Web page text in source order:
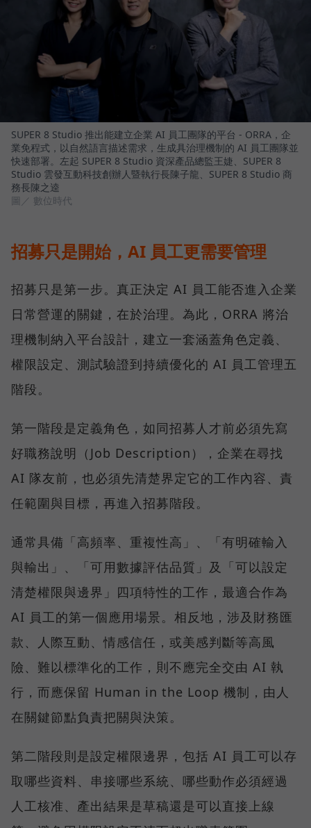
SUPER 8 Studio 推出能建立企業 AI 員工團隊的平台 - ORRA，企
業免程式，以自然語言描述需求，生成具治理機制的 AI 員工團隊並
快速部署。左起 SUPER 8 Studio 資深產品總監王婕、SUPER 8
Studio 雲發互動科技創辦人暨執行長陳子龍、SUPER 8 Studio 商
務長陳之逵
圖／ 數位時代
招募只是開始，AI 員工更需要管理
招募只是第一步。真正決定 AI 員工能否進入企業
日常營運的關鍵，在於治理。為此，ORRA 將治
理機制納入平台設計，建立一套涵蓋角色定義、
權限設定、測試驗證到持續優化的 AI 員工管理五
階段。
第一階段是定義角色，如同招募人才前必須先寫
好職務說明（Job Description），企業在尋找
AI 隊友前，也必須先清楚界定它的工作內容、責
任範圍與目標，再進入招募階段。
通常具備「高頻率、重複性高」、「有明確輸入
與輸出」、「可用數據評估品質」及「可以設定
清楚權限與邊界」四項特性的工作，最適合作為
AI 員工的第一個應用場景。相反地，涉及財務匯
款、人際互動、情感信任，或美感判斷等高風
險、難以標準化的工作，則不應完全交由 AI 執
行，而應保留 Human in the Loop 機制，由人
在關鍵節點負責把關與決策。
第二階段則是設定權限邊界，包括 AI 員工可以存
取哪些資料、串接哪些系統、哪些動作必須經過
人工核准、產出結果是草稿還是可以直接上線